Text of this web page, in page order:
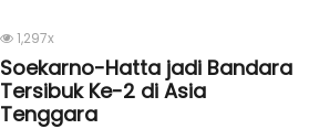
1,297x
Soekarno-Hatta jadi Bandara
Tersibuk Ke-2 di Asia
Tenggara